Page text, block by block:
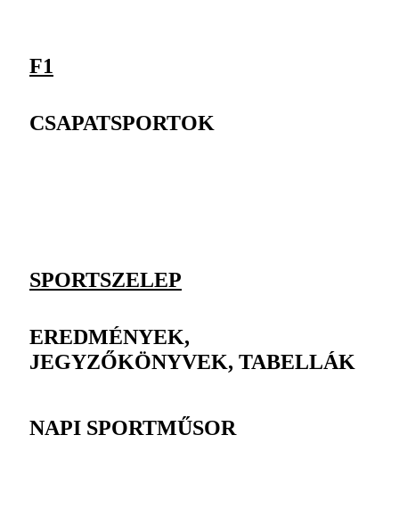
F1
CSAPATSPORTOK
SPORTSZELEP
EREDMÉNYEK,
JEGYZŐKÖNYVEK, TABELLÁK
NAPI SPORTMŰSOR